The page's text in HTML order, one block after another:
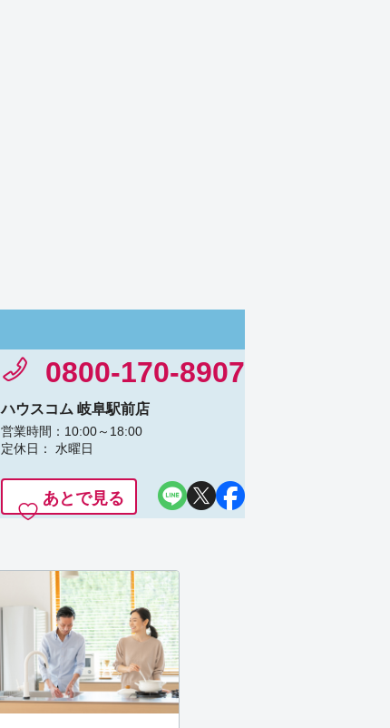
0800-170-8907
ハウスコム 岐阜駅前店
営業時間：10:00～18:00
定休日： 水曜日
あとで見る